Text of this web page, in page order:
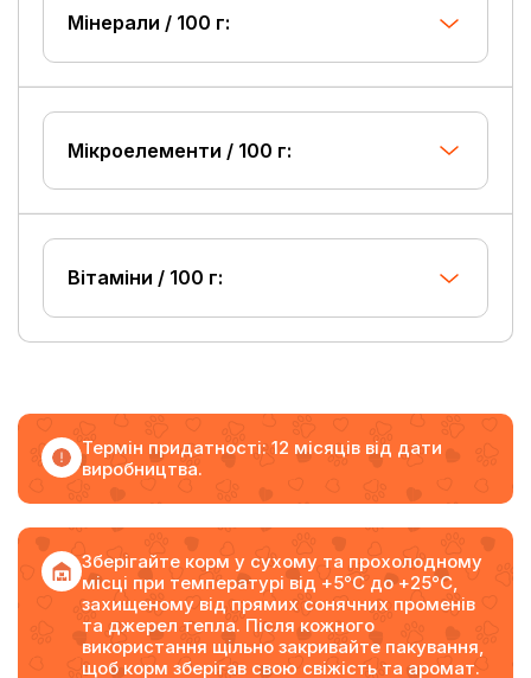
Мінерали / 100 г:
Мікроелементи / 100 г:
Вітаміни / 100 г:
Термін придатності: 12 місяців від дати
виробництва.
Зберігайте корм у сухому та прохолодному
місці при температурі від +5°C до +25°C,
захищеному від прямих сонячних променів
та джерел тепла. Після кожного
використання щільно закривайте пакування,
щоб корм зберігав свою свіжість та аромат.